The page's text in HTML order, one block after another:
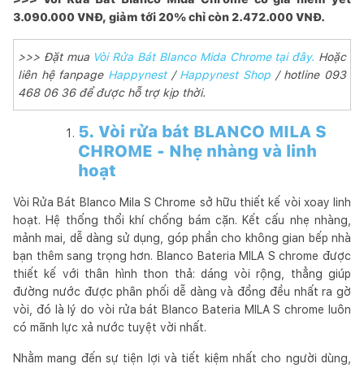
3.090.000 VNĐ, giảm tới 20% chỉ còn 2.472.000 VNĐ.
>>> Đặt mua Vòi Rửa Bát Blanco Mida Chrome tại đây. Hoặc
liên hệ fanpage Happynest/ Happynest Shop / hotline 093
468 06 36 để được hỗ trợ kịp thời.
5. Vòi rửa bát BLANCO MILA S
CHROME - Nhẹ nhàng và linh
hoạt
Vòi Rửa Bát Blanco Mila S Chrome sở hữu thiết kế vòi xoay linh
hoạt. Hệ thống thổi khí chống bám cặn. Kết cấu nhẹ nhàng,
mảnh mai, dễ dàng sử dụng, góp phần cho không gian bếp nhà
bạn thêm sang trọng hơn. Blanco Bateria MILA S chrome được
thiết kế với thân hình thon thả: dáng vòi rộng, thẳng giúp
đường nước được phân phối dễ dàng và đồng đều nhất ra gờ
vòi, đó là lý do vòi rửa bát Blanco Bateria MILA S chrome luôn
có mãnh lực xả nước tuyệt vời nhất.
Nhằm mang đến sự tiện lợi và tiết kiệm nhất cho người dùng,